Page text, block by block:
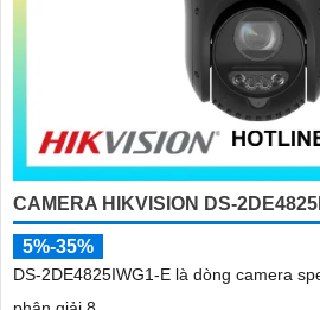
CAMERA HIKVISION DS-
5%-35%
DS-2DE4825IWG1-E là dòng camera